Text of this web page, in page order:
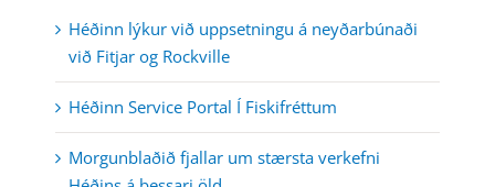
Héðinn lýkur við uppsetningu á neyðarbúnaði
við Fitjar og Rockville
Héðinn Service Portal Í Fiskifréttum
Morgunblaðið fjallar um stærsta verkefni